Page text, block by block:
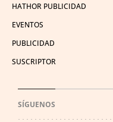
HATHOR PUBLICIDAD
EVENTOS
PUBLICIDAD
SUSCRIPTOR
SÍGUENOS